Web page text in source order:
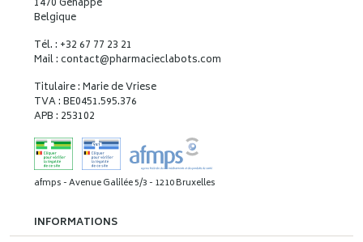
1470 Genappe
Belgique
Tél. : +32 67 77 23 21
Mail : contact@pharmacieclabots.com
Titulaire : Marie de Vriese
TVA : BE0451.595.376
APB : 253102
afmps - Avenue Galilée 5/3 - 1210 Bruxelles
INFORMATIONS